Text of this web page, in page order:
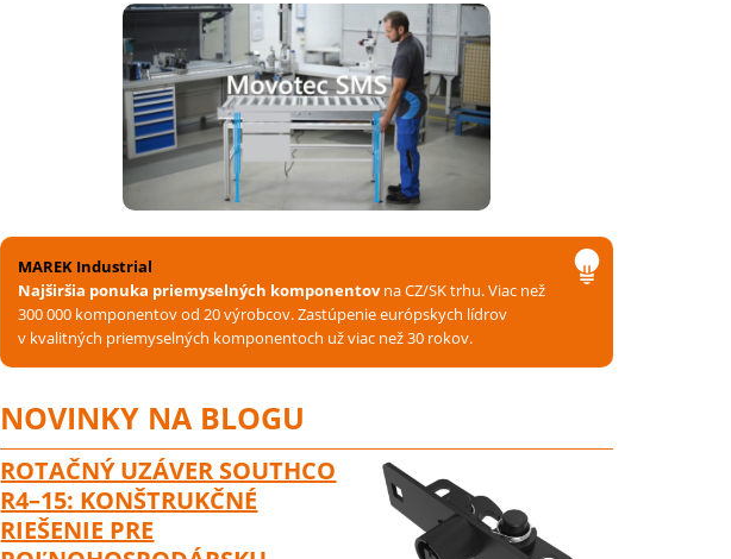
MAREK Industrial
Najširšia ponuka priemyselných komponentovna CZ/SK trhu. Viac než
300 000 komponentov od 20 výrobcov. Zastúpenie európskych lídrov
v kvalitných priemyselných komponentoch už viac než 30 rokov.
NOVINKY NA BLOGU
ROTAČNÝ UZÁVER SOUTHCO
R4–15: KONŠTRUKČNÉ
RIEŠENIE PRE